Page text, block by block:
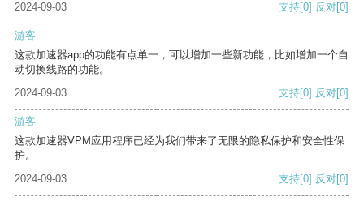
2024-09-03 支持[0] 反对[0]
游客
这款加速器app的功能有点单一，可以增加一些新功能，比如增加一个自
动切换线路的功能。
2024-09-03
支持[0] 反对[0]
游客
这款加速器VPM应用程序已经为我们带来了无限的隐私保护和安全性保
护。
2024-09-03
支持[0] 反对[0]